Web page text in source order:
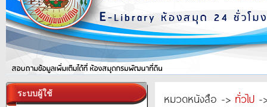
ระบบผู้ใช้ หมวดหนังสือ -> ทั่วไป -